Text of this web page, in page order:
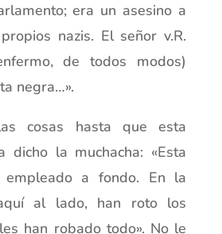
era un asesino a
nazis. El señor v.R.
de todos modos)
negra…».
cosas hasta que esta
dicho la muchacha: «Esta
empleado a fondo. En la
al lado, han roto los
han robado todo». No le